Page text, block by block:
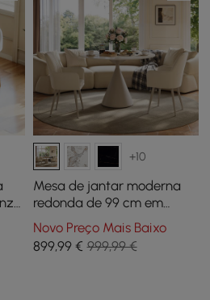
+10
Mesa de jantar moderna
redonda de 99 cm em
pedra sinterizada de
travertino fosco, para 2
pessoas
Novo Preço Mais Baixo
899,99€ 999,99 €